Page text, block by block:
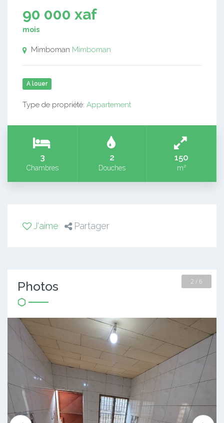
90 000 xaf
mois
Mimboman Mimboman
A louer
Type de propriété: Appartement
3
Chambres
2
Douches
150
m²
J'aime Partager
Photos 2 / 6